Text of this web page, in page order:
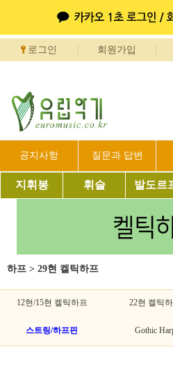
로그인 회원가입
공지사항 질문과 답변
지휘봉 휘슬 발도르
하프 > 29현 켈틱하프
12현/15현 켈틱하프 22현 켈틱
스트링/하프핀 Gothic